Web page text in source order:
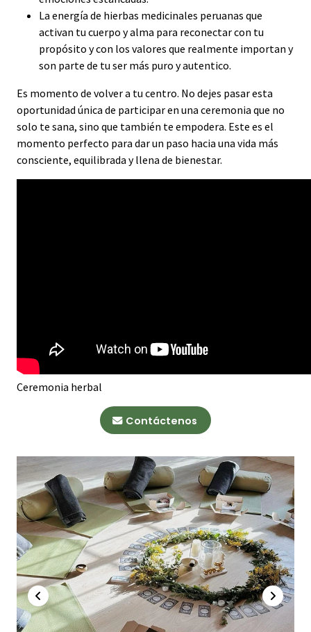
La energía de hierbas medicinales peruanas que
activan tu cuerpo y alma para reconectar con tu
propósito y con los valores que realmente importan y
son parte de tu ser más puro y autentico.
Es momento de volver a tu centro. No dejes pasar esta
oportunidad única de participar en una ceremonia que no
solo te sana, sino que también te empodera. Este es el
momento perfecto para dar un paso hacia una vida más
consciente, equilibrada y llena de bienestar.
Ceremonia herbal
Contáctenos